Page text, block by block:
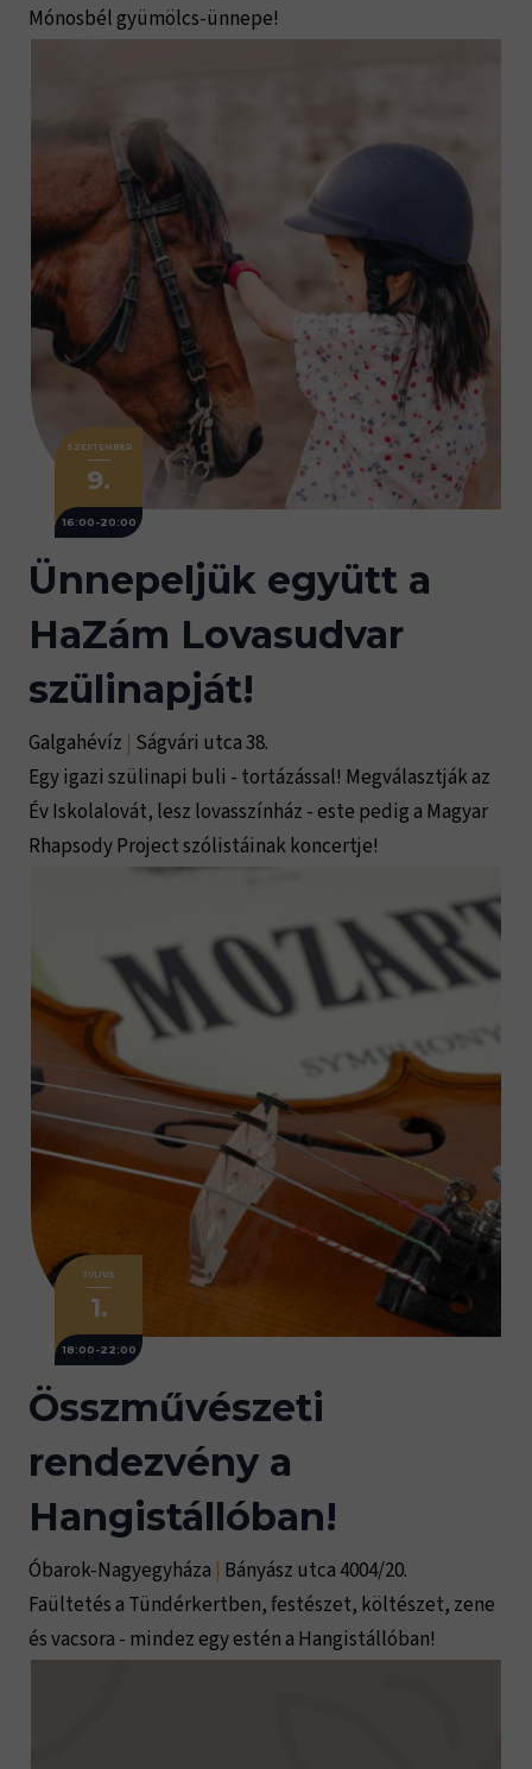
Mónosbél gyümölcs-ünnepe!
SZEPTEMBER
9.
16:00-20:00
Ünnepeljük együtt a
HaZám Lovasudvar
szülinapját!
Galgahévíz | Ságvári utca 38.
Egy igazi szülinapi buli - tortázással! Megválasztják az
Év Iskolalovát, lesz lovasszínház - este pedig a Magyar
Rhapsody Project szólistáinak koncertje!
JÚLIUS
1.
18:00-22:00
Összművészeti
rendezvény a
Hangistállóban!
Óbarok-Nagyegyháza | Bányász utca 4004/20.
Faültetés a Tündérkertben, festészet, költészet, zene
és vacsora - mindez egy estén a Hangistállóban!